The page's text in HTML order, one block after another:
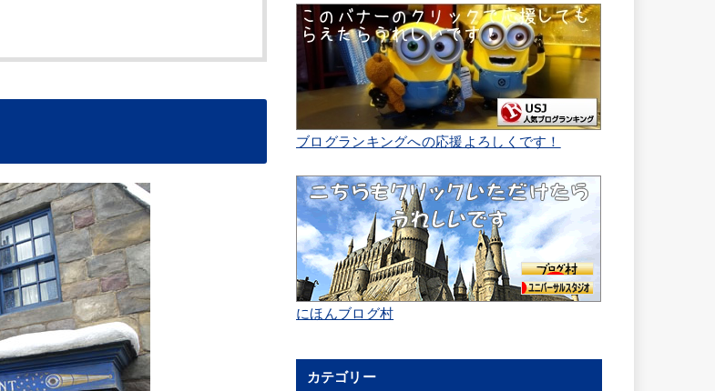
ブログランキングへの応援よろしくです！
にほんブログ村
カテゴリー